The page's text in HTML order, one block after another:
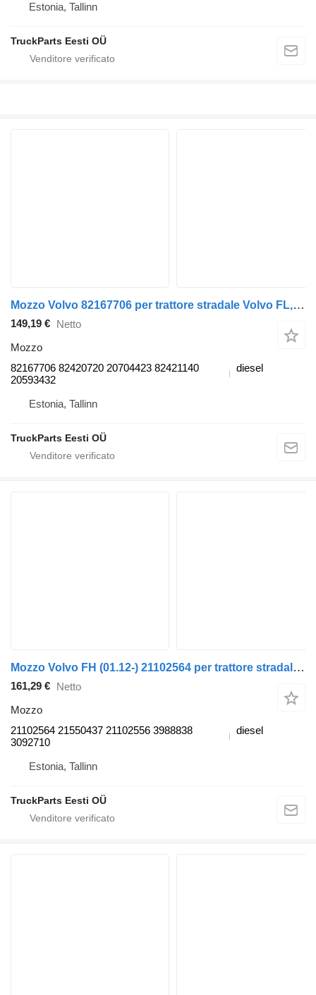
Estonia, Tallinn
TruckParts Eesti OÜ
Mozzo Volvo 82167706 per trattore stradale Volvo FL, FE (2005-2014)
149,19 € Netto
Mozzo
82167706 82420720 20704423 82421140
20593432
diesel
Estonia, Tallinn
TruckParts Eesti OÜ
Mozzo Volvo FH (01.12-) 21102564 per trattore stradale Volvo FH, FM, FMX-4 series (2013-)
161,29 € Netto
Mozzo
21102564 21550437 21102556 3988838
3092710
diesel
Estonia, Tallinn
TruckParts Eesti OÜ